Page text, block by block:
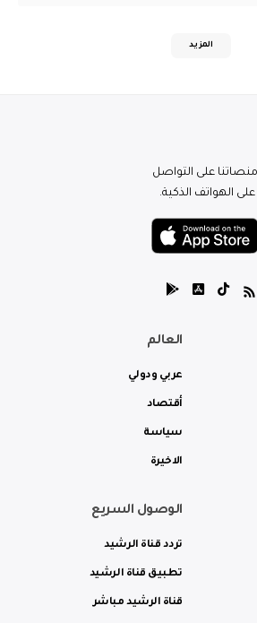
المزيد
على التواصل
الهواتف الذكية.
العالم
عربي ودولي
أقتصاد
سياسة
الاخيرة
الوصول السريع
تردد قناة الرشيد
تطبيق قناة الرشيد
قناة الرشيد مباشر